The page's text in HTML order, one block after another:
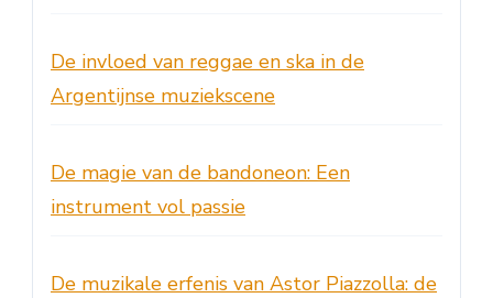
De invloed van reggae en ska in de
Argentijnse muziekscene
De magie van de bandoneon: Een
instrument vol passie
De muzikale erfenis van Astor Piazzolla: de